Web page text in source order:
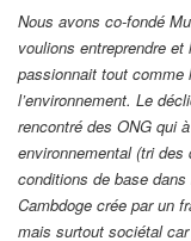
Nous avons co-fondé
voulions entreprendre
passionnait tout comme
l’environnement. Le
rencontré des ONG qui
environnemental (tri
conditions de base dans
Cambdoge crée par un
mais surtout sociétal